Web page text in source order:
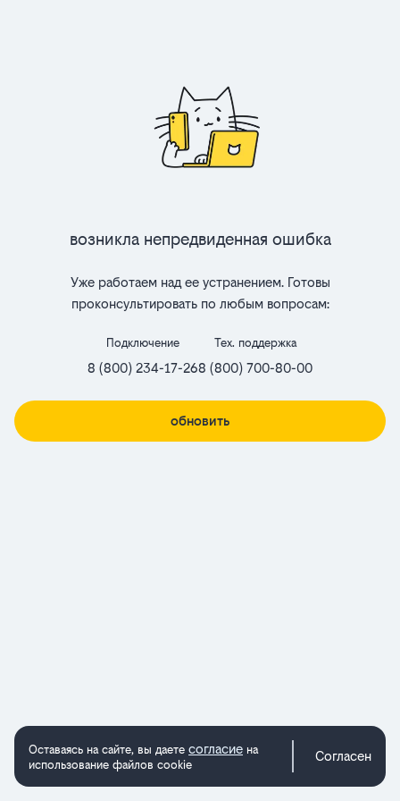
Возникла непредвиденная ошибка
Уже работаем над ее устранением. Готовы
проконсультировать по любым вопросам:
Подключение
8 (800) 234-17-26
Тех. поддержка
8 (800) 700-80-00
обновить
Оставаясь на сайте, вы даете согласие на
использование файлов cookie
Согласен